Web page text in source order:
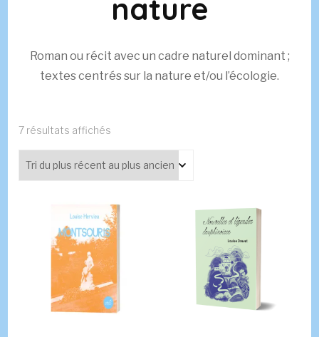
nature
Roman ou récit avec un cadre naturel dominant ;
textes centrés sur la nature et/ou l’écologie.
7 résultats affichés
plus
récent
plus
ancien